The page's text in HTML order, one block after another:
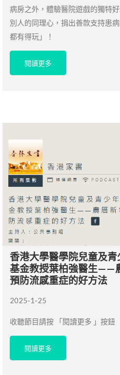
病房之外，體驗醫院遊戲的獨特
別人的同理心，捐出善款支持患
都有得玩」！
閱讀更多
香港大學醫學院兒童及
基金教授葉柏強醫生——
預防流感重症的好方法
2025-1-25
收聽節目請按 「閱讀更多 」按鈕
閱讀更多